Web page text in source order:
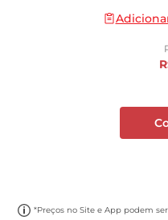
*Preços no Site e App podem